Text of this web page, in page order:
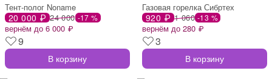
Тент-полог Noname
20 000 ₽ 24 000 -17 %
вернём до 6 000 ₽
9
В корзину
Газовая горелка Сибртех
920 ₽ 1 060 -13 %
вернём до 280 ₽
3
В корзину